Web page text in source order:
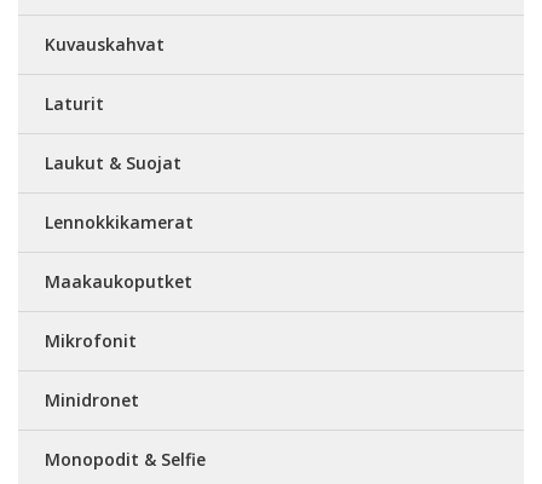
Kuvauskahvat
Laturit
Laukut & Suojat
Lennokkikamerat
Maakaukoputket
Mikrofonit
Minidronet
Monopodit & Selfie